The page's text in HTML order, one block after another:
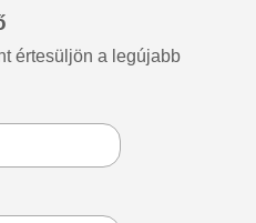
értesüljön a legújabb